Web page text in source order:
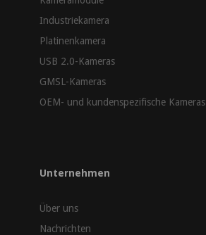
Industriekamera
Platinenkamera
USB 2.0-Kameras
GMSL-Kameras
OEM- und kundenspezifische Kameras
Unternehmen
Über uns
Nachrichten